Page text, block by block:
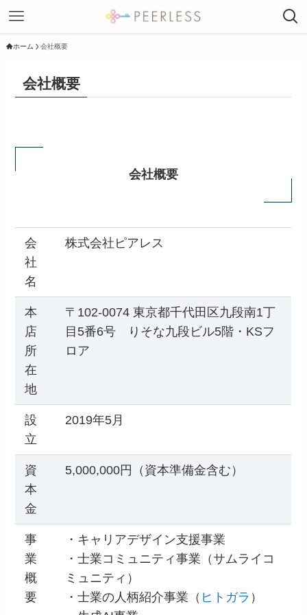
ホーム 会社概要
会社概要
会社概要
会
社
名
株式会社ピアレス
本
店
所
在
地
〒102-0074 東京都千代田区九段南1丁
目5番6号 りそな九段ビル5階・KSフ
ロア
設
立
2019年5月
資
本
金
5,000,000円（資本準備金含む）
事
業
概
要
・キャリアデザイン支援事業
・士業コミュニティ事業（サムライコ
ミュニティ）
・士業の人柄紹介事業（ ヒトガラ ）